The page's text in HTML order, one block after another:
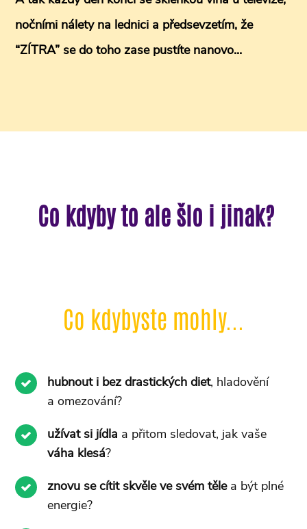
nočními nálety na lednici a předsevzetím, že
“ZÍTRA” se do toho zase pustíte nanovo...
Co kdyby to ale šlo i jinak?
Co kdybyste mohly...
hubnout i bez drastických diet, hladovění
a omezování?
užívat si jídla a přitom sledovat, jak vaše
váha klesá?
znovu se cítit skvěle ve svém těle a být plné
energie?